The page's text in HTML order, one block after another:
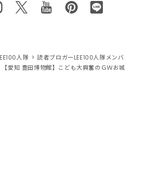
人隊
読者ブロガーLEE100人隊メンバ
【愛知 豊田博物館】こども大興奮のＧＷお城